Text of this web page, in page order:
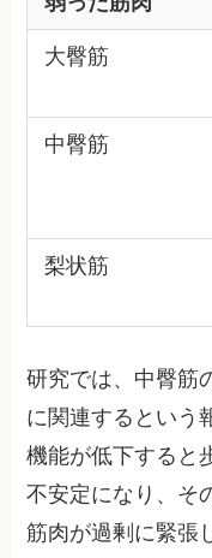
大臀筋
中臀筋
梨状筋
研究では、中臀筋
に関連するという
機能が低下すると
不安定になり、そ
筋肉が過剰に緊張